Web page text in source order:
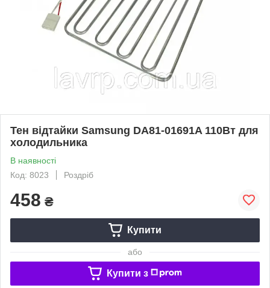
Тен відтайки Samsung DA81-01691A 110Вт для
холодильника
В наявності
Код: 8023
Роздріб
458 ₴
Купити
або
Купити з